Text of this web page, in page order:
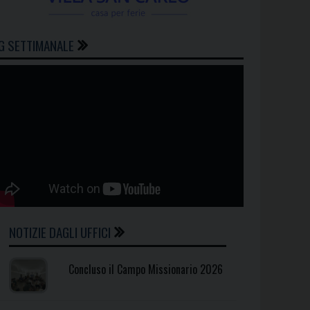
SETTIMANALE
NOTIZIE DAGLI UFFICI
Concluso il Campo Missionario 2026